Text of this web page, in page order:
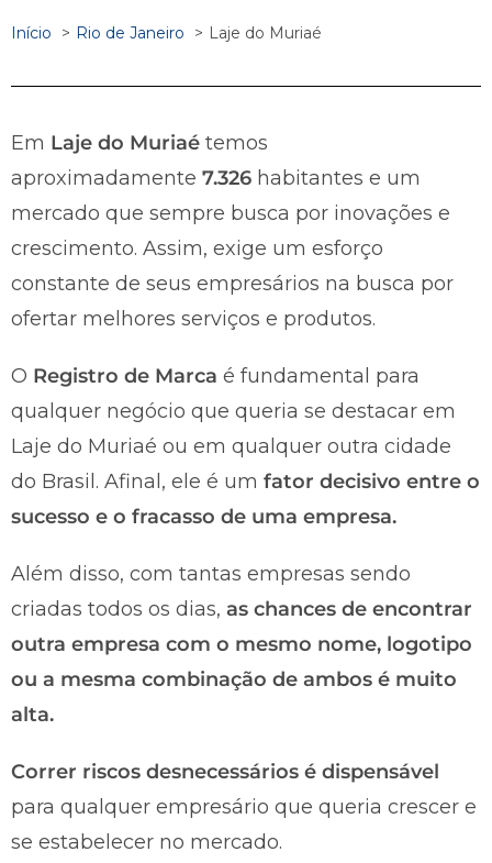
Início Rio de Janeiro Laje do Muriaé
Em Laje do Muriaé temos
aproximadamente 7.326 habitantes e um
mercado que sempre busca por inovações e
crescimento. Assim, exige um esforço
constante de seus empresários na busca por
ofertar melhores serviços e produtos.
O Registro de Marca é fundamental para
qualquer negócio que queria se destacar em
Laje do Muriaé ou em qualquer outra cidade
do Brasil. Afinal, ele é um fator decisivo entre o
sucesso e o fracasso de uma empresa.
Além disso, com tantas empresas sendo
criadas todos os dias, as chances de encontrar
outra empresa com o mesmo nome, logotipo
ou a mesma combinação de ambos é muito
alta.
Correr riscos desnecessários é dispensável
para qualquer empresário que queria crescer e
se estabelecer no mercado.